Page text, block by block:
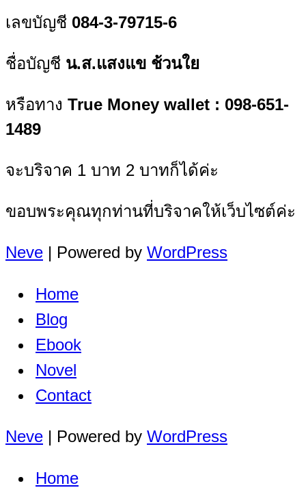
เลขบัญชี 084-3-79715-6
ชื่อบัญชี น.ส.แสงแข ช้วนใย
หรือทาง True Money wallet : 098-651-
1489
จะบริจาค 1 บาท 2 บาทก็ได้ค่ะ
ขอบพระคุณทุกท่านที่บริจาคให้เว็บไซต์ค่ะ
Neve | Powered by WordPress
Home
Blog
Ebook
Novel
Contact
Neve | Powered by WordPress
Home